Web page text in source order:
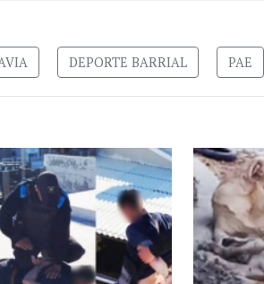
DEPORTE BARRIAL PAE